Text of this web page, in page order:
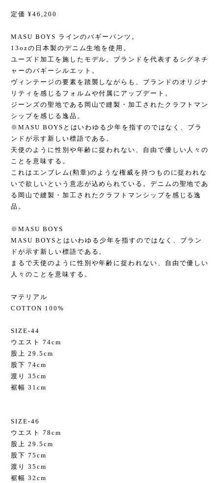
定価 ¥46,200
MASU BOYS ラインのバギーパンツ。
13ozの日本製のデニム生地を使用。
ユーズド加工を施したモデル。ブランドを代表するシグネチ
ャーのバギーシルエット。
ヴィンテージの要素を踏襲しながらも、ブランドのオリジナ
リティを感じるフォルムや付属にアップデート。
ジーンズの聖地である岡山で縫製・加工されたクラフトマン
シップを感じる逸品。
※MASU BOYSとはいわゆる少年を指すのではなく、ブラ
ンドが示す新しい標語である。
天使のように性別や年齢に捉われない、自由で優しい人々の
ことを意味する。
これはエンブレム(勲章)のような権威を持つものに捉われな
いで欲しいという意志が込められている。デニムの聖地であ
る岡山で縫製・加工されたクラフトマンシップを感じる逸
品。
※MASU BOYS
MASU BOYSとはいわゆる少年を指すのではなく、ブラン
ドが示す新しい標語である。
まるで天使のように性別や年齢に捉われない、自由で優しい
人々のことを意味する。
マテリアル
COTTON 100%
SIZE-44
ウエスト 74cm
股上 29.5cm
股下 74cm
渡り 35cm
裾幅 31cm
SIZE-46
ウエスト 78cm
股上 29.5cm
股下 75cm
渡り 35cm
裾幅 32cm